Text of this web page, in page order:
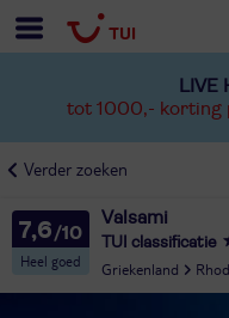
LIVE
tot 1000,- korting
Verder zoeken
7,6
Heel goed
Valsami
TUI classificatie
Griekenland